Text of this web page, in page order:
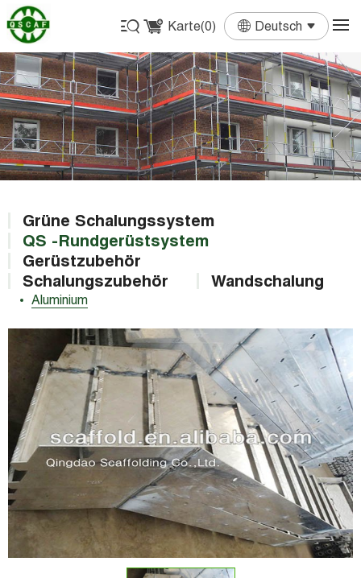
Karte(0) Deutsch
English
Français
Deutsch
Español
Português
Grüne Schalungssystem
QS -Rundgerüstsystem
Aluminium
Gerüstzubehör
Schalungszubehör
Wandschalung